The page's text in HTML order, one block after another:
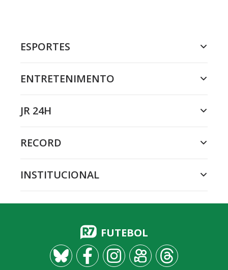
ESPORTES
ENTRETENIMENTO
JR 24H
RECORD
INSTITUCIONAL
FUTEBOL